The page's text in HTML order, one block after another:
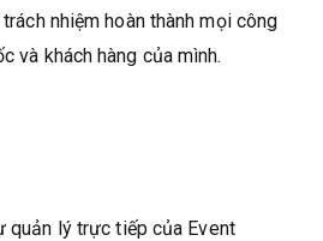
nhiệm hoàn thành mọi công
và khách hàng của mình.
quản lý trực tiếp của Event